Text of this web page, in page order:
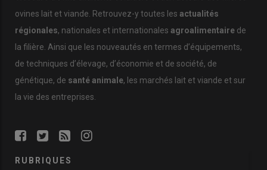
bâtiment. Une dépense maîtrisée pour un bâtiment qui n’est
ovines lait et viande. Retrouvez-y toutes les actualités
régionales, nationales et internationales agroalimentaire de
la filière. Ainsi que les nouveautés en termes d’équipements,
de techniques d’élevage, d’économie et de société, de
génétique, de santé animale, les marchés lait et viande et sur
la vie des entreprises.
RUBRIQUES